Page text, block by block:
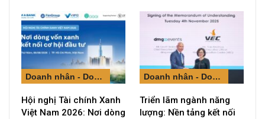
Doanh nhân - Doanh nghiệp
Hội nghị Tài chính Xanh
Việt Nam 2026: Nơi dòng
Doanh nhân - Doanh nghiệp
Triển lãm ngành năng
lượng: Nền tảng kết nối